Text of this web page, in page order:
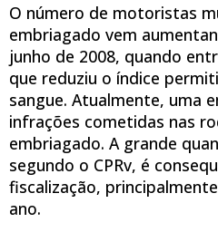
O número de motoristas
embriagado vem
junho de 2008, quando
que reduziu o índice
sangue. Atualmente, uma
infrações cometidas nas
embriagado. A grande
segundo o CPRv, é
fiscalização,
ano.